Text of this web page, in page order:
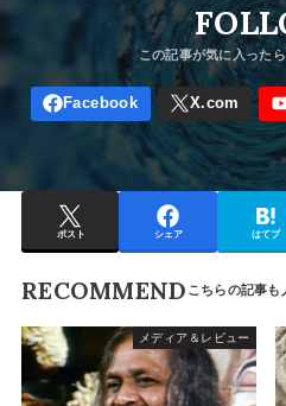
ポスト シェア はてブ
RECOMMEND
メディア＆レビュー